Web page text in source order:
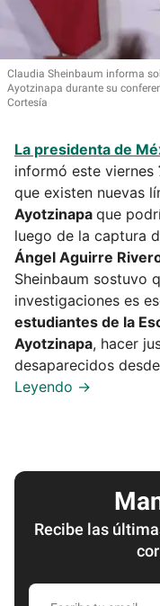
Claudia Sheinbaum informa
Ayotzinapa durante su
Cortesía
La presidenta de
informó este viernes
que existen nuevas
Ayotzinapa que
luego de la captura
Ángel Aguirre
Sheinbaum sostuvo
investigaciones es
estudiantes de la
Ayotzinapa, hacer
desaparecidos
Recibe las
Escribe